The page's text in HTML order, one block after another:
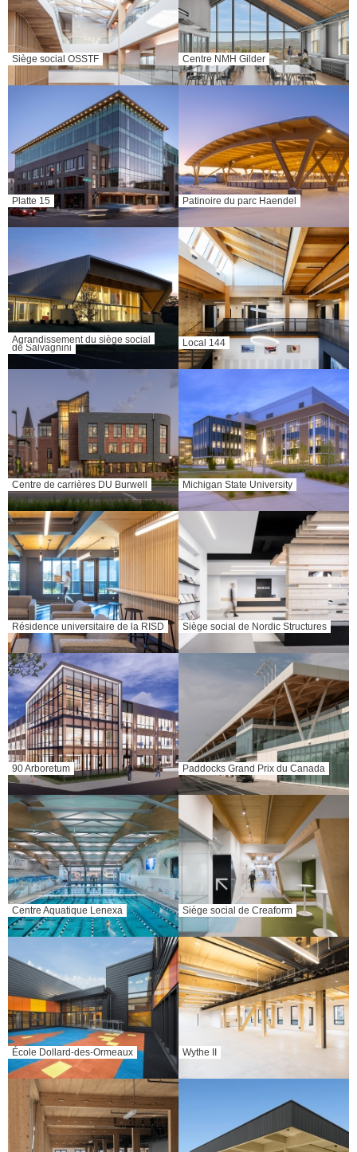
Siège social OSSTF Centre NMH Gilder
Platte 15 Patinoire du parc Haendel
Agrandissement du siège social
de Salvagnini
Local 144
Centre de carrières DU Burwell Michigan State University
Résidence universitaire de la RISD Siège social de Nordic Structures
90 Arboretum Paddocks Grand Prix du Canada
Centre Aquatique Lenexa Siège social de Creaform
École Dollard-des-Ormeaux Wythe II